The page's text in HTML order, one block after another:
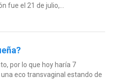
fue el 21 de julio,...
por lo que hoy haría 7
eco transvaginal estando de